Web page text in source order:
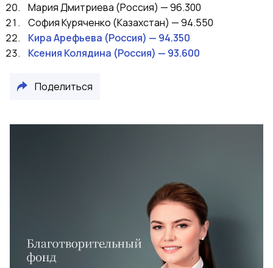
Мария Дмитриева (Россия) — 96.300
София Куряченко (Казахстан) — 94.550
Кира Арефьева (Россия) — 94.350
Ксения Колядина (Россия) — 93.600
Поделиться